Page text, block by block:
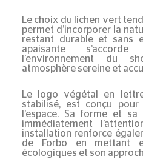
Le choix du lichen vert
permet d’incorporer la
restant durable et sans
apaisante
l’environnement du
atmosphère sereine et
Le logo végétal en
stabilisé, est conçu
l’espace. Sa forme et
immédiatement
installation renforce
de Forbo en mettant
écologiques et son